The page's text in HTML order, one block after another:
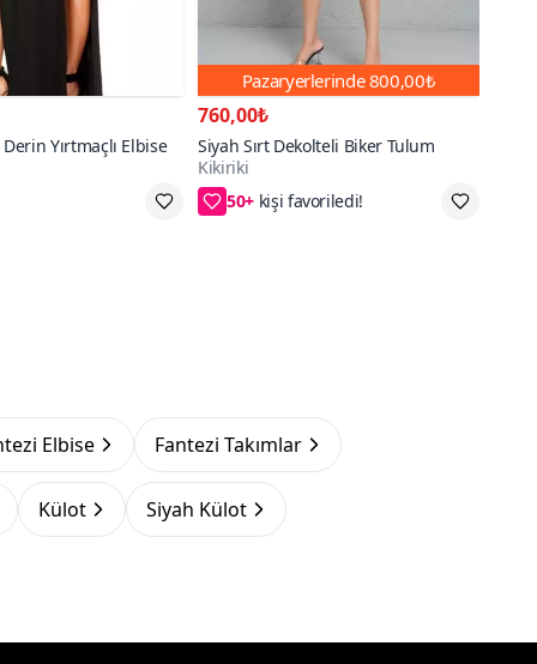
Yırtmaçlı Elbise
Pazaryerlerinde800,00₺
760,00₺
Siyah Sırt Dekolteli Biker Tulum
Kikiriki
50+
40₺ daha az öde
Elbise Fantezi Takımlar
Külot Siyah Külot